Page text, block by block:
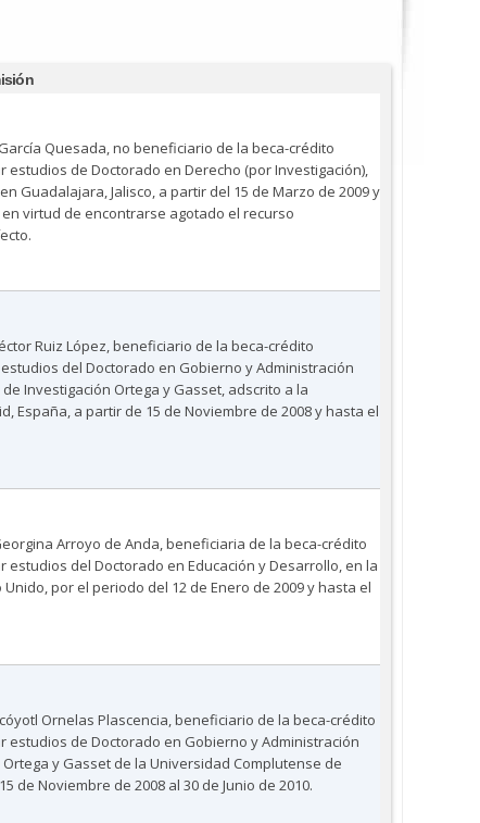
Quesada, no beneficiario de la beca-crédito
estudios de Doctorado en Derecho (por Investigación),
Guadalajara, Jalisco, a partir del 15 de Marzo de 2009 y
virtud de encontrarse agotado el recurso
Ruiz López, beneficiario de la beca-crédito
del Doctorado en Gobierno y Administración
Investigación Ortega y Gasset, adscrito a la
España, a partir de 15 de Noviembre de 2008 y hasta el
Arroyo de Anda, beneficiaria de la beca-crédito
estudios del Doctorado en Educación y Desarrollo, en la
por el periodo del 12 de Enero de 2009 y hasta el
Ornelas Plascencia, beneficiario de la beca-crédito
estudios de Doctorado en Gobierno y Administración
y Gasset de la Universidad Complutense de
de Noviembre de 2008 al 30 de Junio de 2010.